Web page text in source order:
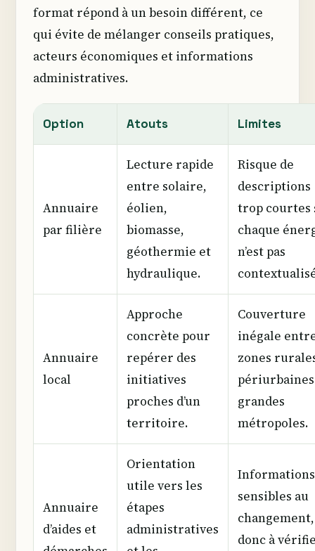
format répond à un besoin différent, ce
qui évite de mélanger conseils pratiques,
acteurs économiques et informations
administratives.
Option Atouts Limites
Annuaire
par filière
Lecture rapide
entre solaire,
éolien,
biomasse,
géothermie et
hydraulique.
Risque de
descriptions
trop courtes
chaque
n’est pas
Annuaire
local
Approche
concrète pour
repérer des
initiatives
proches d’un
territoire.
Couverture
inégale
zones
grandes
métropoles.
Annuaire
d’aides et
Orientation
utile vers les
étapes
administratives
Informations
sensibles au
changement,
donc à